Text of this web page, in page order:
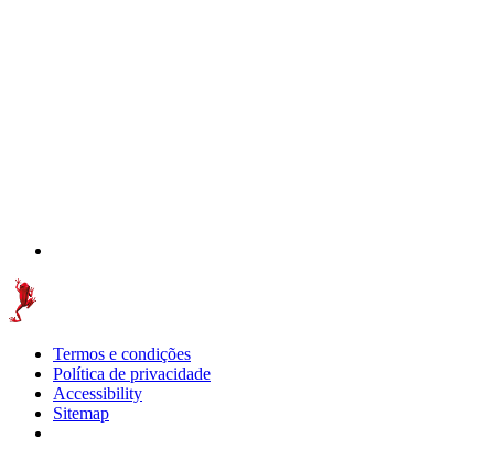
Termos e condições
Política de privacidade
Accessibility
Sitemap